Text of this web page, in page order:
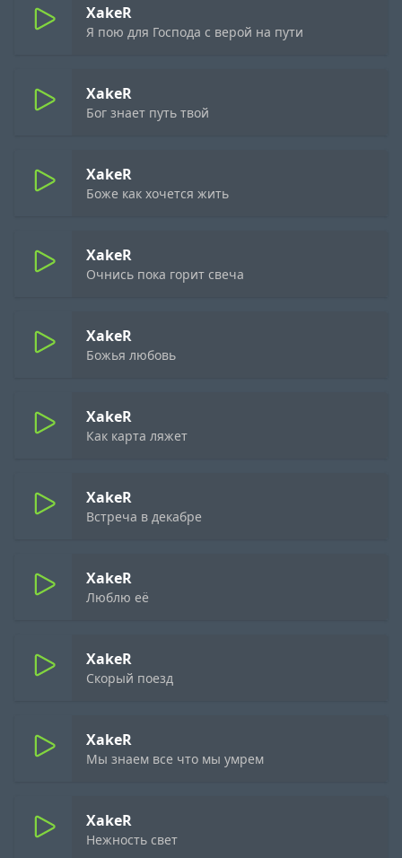
XakeR
Я пою для Господа с верой на пути
XakeR
Бог знает путь твой
XakeR
Боже как хочется жить
XakeR
Очнись пока горит свеча
XakeR
Божья любовь
XakeR
Как карта ляжет
XakeR
Встреча в декабре
XakeR
Люблю её
XakeR
Скорый поезд
XakeR
Мы знаем все что мы умрем
XakeR
Нежность свет